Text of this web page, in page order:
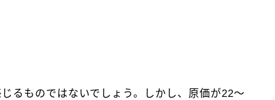
るものではないでしょう。しかし、原価が22～